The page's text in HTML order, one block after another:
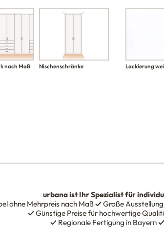
nach Maß Nischenschränke Lackierung
urbanaist Ihr Spezialist für
ohne Mehrpreis nach Maß✓Große
✓Günstige Preise für hochwertige
✓Regionale Fertigung in Bayern✓